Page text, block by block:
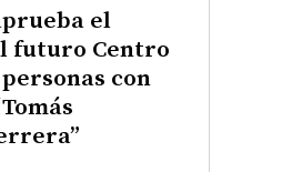
el
futuro Centro
con